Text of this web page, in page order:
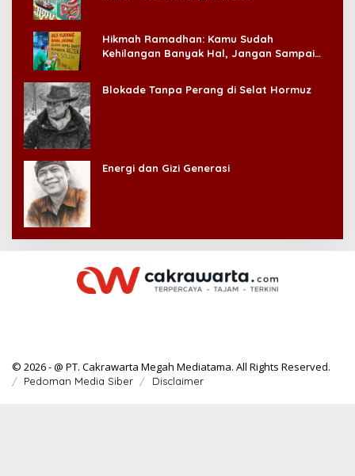
Hikmah Ramadhan: Kamu Sudah
Kehilangan Banyak Hal, Jangan Sampai
Blokade Tanpa Perang di Selat Hormuz
Energi dan Gizi Generasi
© 2026 - @ PT. Cakrawarta Megah Mediatama. All Rights Reserved.
Pedoman Media Siber Disclaimer